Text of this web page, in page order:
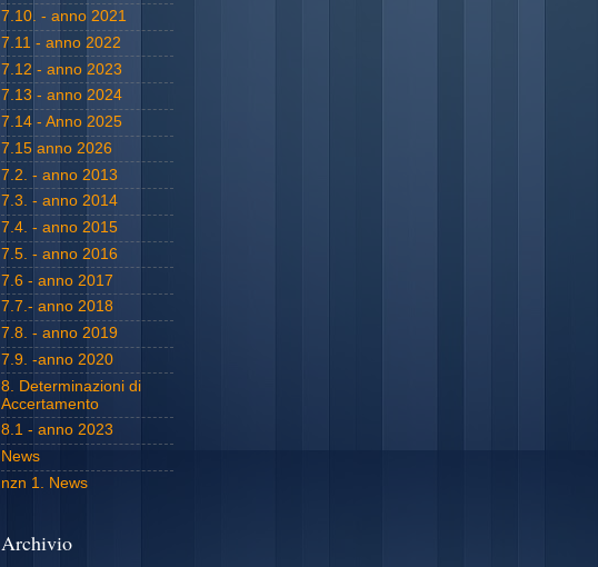
7.10. - anno 2021
7.11 - anno 2022
7.12 - anno 2023
7.13 - anno 2024
7.14 - Anno 2025
7.15 anno 2026
7.2. - anno 2013
7.3. - anno 2014
7.4. - anno 2015
7.5. - anno 2016
7.6 - anno 2017
7.7.- anno 2018
7.8. - anno 2019
7.9. -anno 2020
8. Determinazioni di
Accertamento
8.1 - anno 2023
News
nzn 1. News
Archivio